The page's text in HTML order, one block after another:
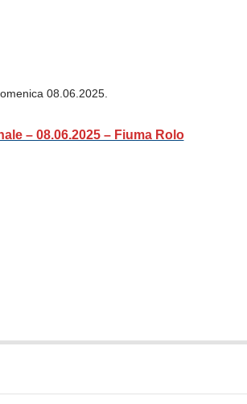
08.06.2025.
– 08.06.2025 – Fiuma Rolo